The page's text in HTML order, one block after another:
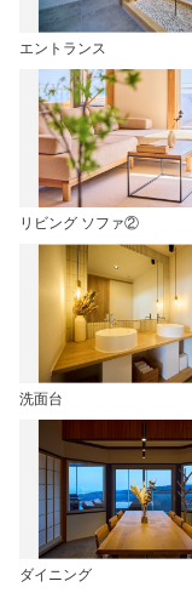
エントランス
リビング ソファ②
洗面台
ダイニング